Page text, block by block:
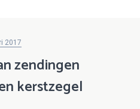
2017
zendingen
kerstzegel